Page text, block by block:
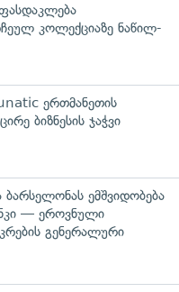
კოლექციაზე ნაწილ-
ერთმანეთის
ბიზნესის ჯაჭვი
ემშვიდობება
— ეროვნული
გენერალური